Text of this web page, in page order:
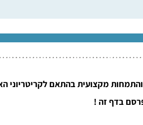
מקצועית בהתאם לקריטריוני
בדף זה !